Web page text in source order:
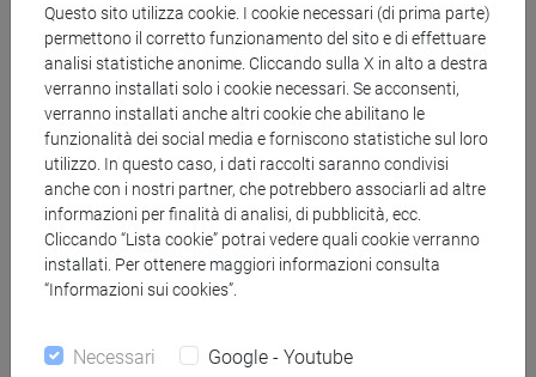
copertina.pdf
decreto.pdf
Banca Dati Nazionale dei Contratti Pubblici
Torna all'elenco dei bandi
Questo sito utilizza cookie. I cookie necessari (di prima parte)
permettono il corretto funzionamento del sito e di effettuare
analisi statistiche anonime. Cliccando sulla X in alto a destra
verranno installati solo i cookie necessari. Se acconsenti,
verranno installati anche altri cookie che abilitano le
funzionalità dei social media e forniscono statistiche sul loro
utilizzo. In questo caso, i dati raccolti saranno condivisi
anche con i nostri partner, che potrebbero associarli ad altre
informazioni per finalità di analisi, di pubblicità, ecc.
Cliccando “Lista cookie” potrai vedere quali cookie verranno
installati. Per ottenere maggiori informazioni consulta
“Informazioni sui cookies”.
Necessari Google - Youtube